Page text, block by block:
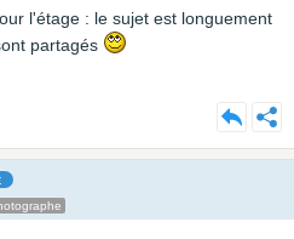
l'étage : le sujet est longuement
partagés